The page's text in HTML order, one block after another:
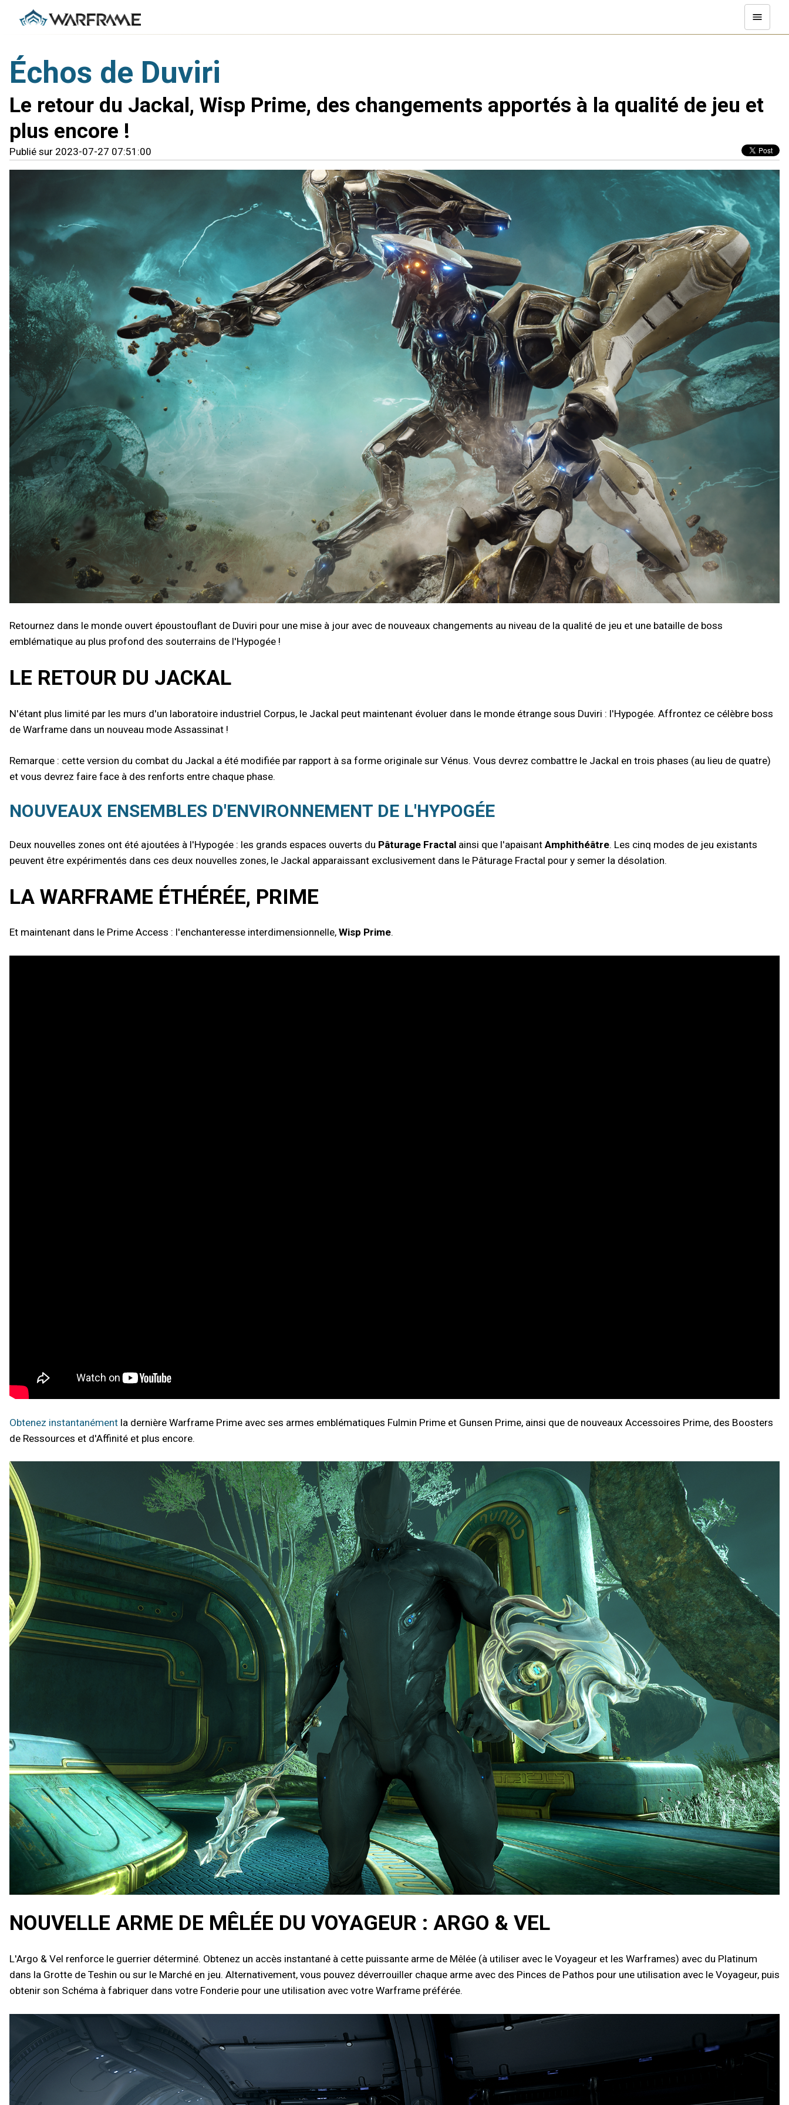
Échos de Duviri
Le retour du Jackal, Wisp Prime, des changements apportés à la qualité de jeu et
plus encore !
Publié sur 2023-07-27 07:51:00
Retournez dans le monde ouvert époustouflant de Duviri pour une mise à jour avec de nouveaux changements au niveau de la qualité de jeu et une bataille de boss
emblématique au plus profond des souterrains de l'Hypogée !
LE RETOUR DU JACKAL
N'étant plus limité par les murs d'un laboratoire industriel Corpus, le Jackal peut maintenant évoluer dans le monde étrange sous Duviri : l'Hypogée. Affrontez ce célèbre boss
de Warframe dans un nouveau mode Assassinat !
Remarque : cette version du combat du Jackal a été modifiée par rapport à sa forme originale sur Vénus. Vous devrez combattre le Jackal en trois phases (au lieu de quatre)
et vous devrez faire face à des renforts entre chaque phase.
NOUVEAUX ENSEMBLES D'ENVIRONNEMENT DE L'HYPOGÉE
Deux nouvelles zones ont été ajoutées à l'Hypogée : les grands espaces ouverts du Pâturage Fractal ainsi que l'apaisant Amphithéâtre. Les cinq modes de jeu existants
peuvent être expérimentés dans ces deux nouvelles zones, le Jackal apparaissant exclusivement dans le Pâturage Fractal pour y semer la désolation.
LA WARFRAME ÉTHÉRÉE, PRIME
Et maintenant dans le Prime Access : l'enchanteresse interdimensionnelle, Wisp Prime.
Obtenez instantanément la dernière Warframe Prime avec ses armes emblématiques Fulmin Prime et Gunsen Prime, ainsi que de nouveaux Accessoires Prime, des Boosters
de Ressources et d'Affinité et plus encore.
NOUVELLE ARME DE MÊLÉE DU VOYAGEUR : ARGO & VEL
L'Argo & Vel renforce le guerrier déterminé. Obtenez un accès instantané à cette puissante arme de Mêlée (à utiliser avec le Voyageur et les Warframes) avec du Platinum
dans la Grotte de Teshin ou sur le Marché en jeu. Alternativement, vous pouvez déverrouiller chaque arme avec des Pinces de Pathos pour une utilisation avec le Voyageur, puis
obtenir son Schéma à fabriquer dans votre Fonderie pour une utilisation avec votre Warframe préférée.